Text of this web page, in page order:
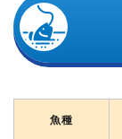
魚種